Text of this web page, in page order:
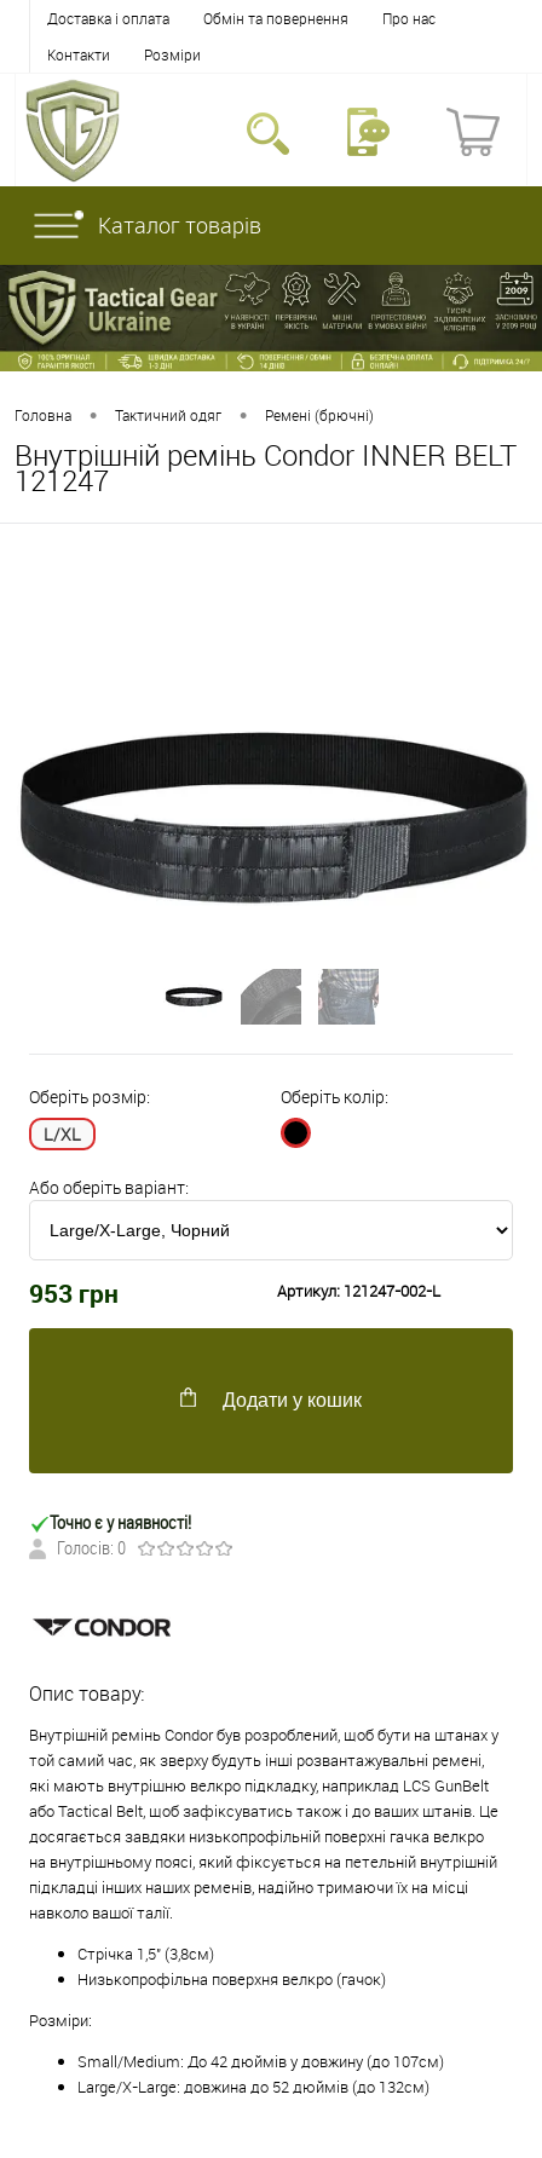
Доставка і оплата Обмін та повернення
Про нас
Контакти
Розміри
Каталог товарів
Головна • Тактичний одяг • Ремені (брючні)
Внутрішній ремінь Condor INNER BELT
121247
Оберіть розмір:
L/XL
Оберіть колір:
Або оберіть варіант:
953 грн Артикул: 121247-002-L
Додати у кошик
Точно є у наявності!
Голосів: 0
Опис товару:
Внутрішній ремінь Condor був розроблений, щоб бути на штанах у
той самий час, як зверху будуть інші розвантажувальні ремені,
які мають внутрішню велкро підкладку, наприклад LCS GunBelt
або Tactical Belt, щоб зафіксуватись також і до ваших штанів. Це
досягається завдяки низькопрофільній поверхні гачка велкро
на внутрішньому поясі, який фіксується на петельній внутрішній
підкладці інших наших ременів, надійно тримаючи їх на місці
навколо вашої талії.
Стрічка 1,5" (3,8см)
Низькопрофільна поверхня велкро (гачок)
Розміри:
Small/Medium: До 42 дюймів у довжину (до 107см)
Large/X-Large: довжина до 52 дюймів (до 132см)